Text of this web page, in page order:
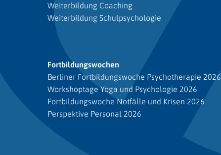
Weiterbildung Coaching
Weiterbildung Schulpsychologie
Fortbildungswochen
Berliner Fortbildungswoche Psychotherapie 2026
Workshoptage Yoga und Psychologie 2026
Fortbildungswoche Notfälle und Krisen 2026
Perspektive Personal 2026